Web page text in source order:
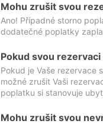
Mohu zrušit svou
Ano! Případné storno
dodatečné poplatky
Pokud svou
Pokud je Vaše rezervace
možné zrušit Vaši
poplatku si stanovuje
Mohu zrušit svou